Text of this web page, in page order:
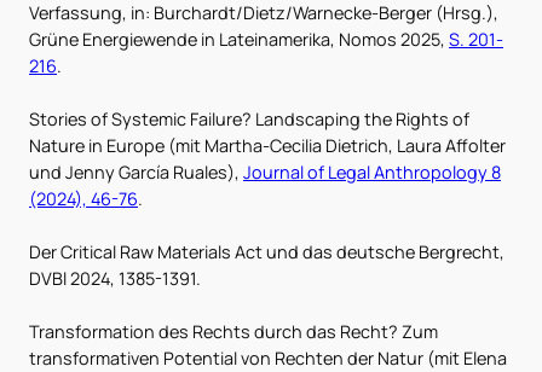
Verfassung, in: Burchardt/Dietz/Warnecke-Berger (Hrsg.),
Grüne Energiewende in Lateinamerika, Nomos 2025, S. 201-
216.
Stories of Systemic Failure? Landscaping the Rights of
Nature in Europe (mit Martha-Cecilia Dietrich, Laura Affolter
und Jenny García Ruales), Journal of Legal Anthropology 8
(2024), 46-76.
Der Critical Raw Materials Act und das deutsche Bergrecht,
DVBl 2024, 1385-1391.
Transformation des Rechts durch das Recht? Zum
transformativen Potential von Rechten der Natur (mit Elena